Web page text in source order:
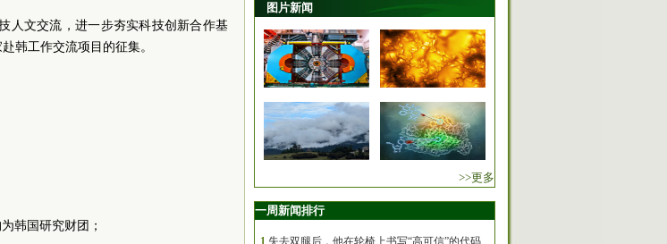
人文交流，进一步夯实科技创新合作基
韩工作交流项目的征集。
韩国研究财团；
图片新闻
>>更多
一周新闻排行
1 失去双腿后，他在轮椅上书写“高可信”的代码